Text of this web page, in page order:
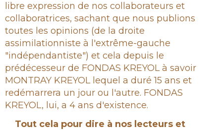
libre expression de nos collaborateurs et
collaboratrices, sachant que nous publions
toutes les opinions (de la droite
assimilationniste à l'extrême-gauche
"indépendantiste") et cela depuis le
prédécesseur de FONDAS KREYOL à savoir
MONTRAY KREYOL lequel a duré 15 ans et
redémarrera un jour ou l'autre. FONDAS
KREYOL, lui, a 4 ans d'existence.
Tout cela pour dire à nos lecteurs et